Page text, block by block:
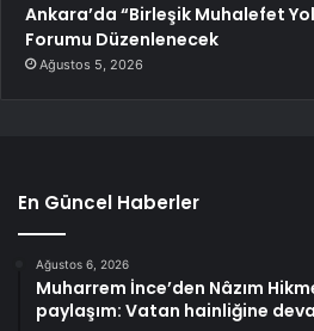
Ankara’da “Birleşik Muhalefet
Forumu Düzenlenecek
Ağustos 5, 2026
En Güncel Haberler
Ağustos 6, 2026
Muharrem İnce’den Nâzım
paylaşım: Vatan hainliğine